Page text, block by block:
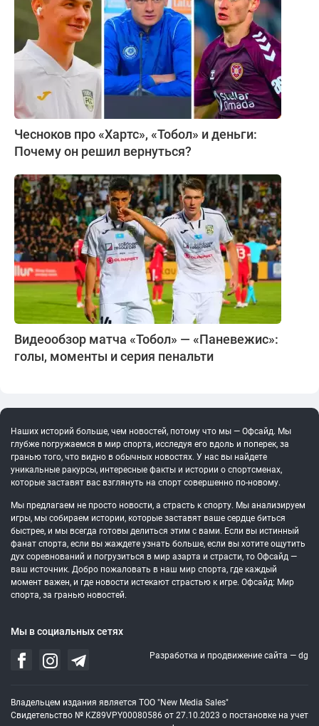
Чесноков про «Хартс», «Тобол» и деньги:
Почему он решил вернуться?
Видеообзор матча «Тобол» — «Паневежис»:
голы, моменты и серия пенальти
Наших историй больше, чем новостей, потому что мы — Офсайд. Мы
глубже погружаемся в мир спорта, исследуя его вдоль и поперек, за
гранью того, что видно в обычных новостях. У нас вы найдете
уникальные ракурсы, интересные факты и истории о спортсменах,
которые заставят вас взглянуть на спорт совершенно по-новому.
Мы предлагаем не просто новости, а страсть к спорту. Мы анализируем
игры, мы собираем истории, которые заставят ваше сердце биться
быстрее, и мы всегда готовы делиться этим с вами. Если вы истинный
фанат спорта, если вы жаждете узнать больше, если вы хотите ощутить
дух соревнований и погрузиться в мир азарта и страсти, то Офсайд —
ваш источник. Добро пожаловать в наш мир спорта, где каждый
момент важен, и где новости истекают страстью к игре. Офсайд: Мир
спорта, за гранью новостей.
Мы в социальных сетях
Разработка и продвижение сайта — dg
Владельцем издания является ТОО "New Media Sales"
Свидетельство № KZ89VPY00080586 от 27.10.2023 о постановке на учет